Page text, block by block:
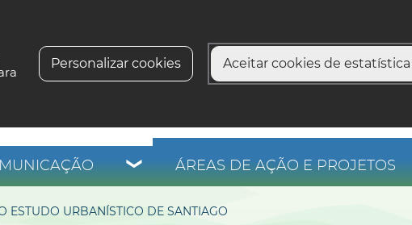
Personalizar cookies Aceitar cookies de estatística
ÁREAS DE AÇÃO E PROJETOS
ESTUDO URBANÍSTICO DE SANTIAGO